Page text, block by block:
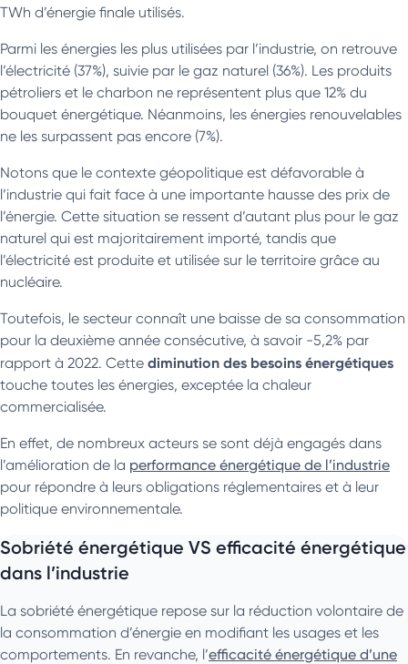
TWh d’énergie finale utilisés.
Parmi les énergies les plus utilisées par l’industrie, on retrouve
l’électricité (37%), suivie par le gaz naturel (36%). Les produits
pétroliers et le charbon ne représentent plus que 12% du
bouquet énergétique. Néanmoins, les énergies renouvelables
ne les surpassent pas encore (7%).
Notons que le contexte géopolitique est défavorable à
l’industrie qui fait face à une importante hausse des prix de
l’énergie. Cette situation se ressent d’autant plus pour le gaz
naturel qui est majoritairement importé, tandis que
l’électricité est produite et utilisée sur le territoire grâce au
nucléaire.
Toutefois, le secteur connaît une baisse de sa consommation
pour la deuxième année consécutive, à savoir -5,2% par
rapport à 2022. Cette diminution des besoins énergétiques
touche toutes les énergies, exceptée la chaleur
commercialisée.
En effet, de nombreux acteurs se sont déjà engagés dans
l’amélioration de la performance énergétique de l’industrie
pour répondre à leurs obligations réglementaires et à leur
politique environnementale.
Sobriété énergétique VS efficacité énergétique
dans l’industrie
La sobriété énergétique repose sur la réduction volontaire de
la consommation d’énergie en modifiant les usages et les
comportements. En revanche, l’efficacité énergétique d’une